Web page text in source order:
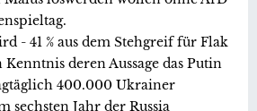
- 41 % aus dem Stehgreif für Flak
deren Aussage das Putin
400.000 Ukrainer
sechsten Jahr der Russia